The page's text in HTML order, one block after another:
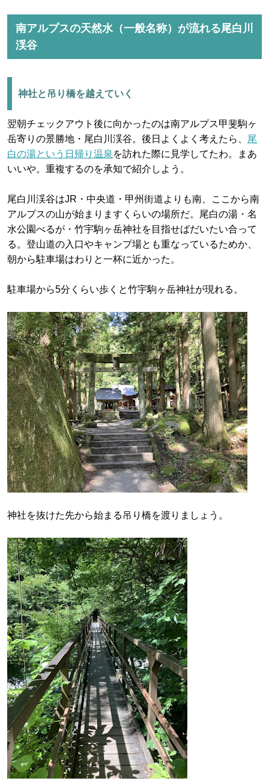
南アルプスの天然水（一般名称）が流れる尾白川
渓谷
神社と吊り橋を越えていく
翌朝チェックアウト後に向かったのは南アルプス甲斐駒ヶ
岳寄りの景勝地・尾白川渓谷。後日よくよく考えたら、
尾
白の湯という日帰り温泉 を訪れた際に見学してたわ。まあ
いいや。重複するのを承知で紹介しよう。
尾白川渓谷はJR・中央道・甲州街道よりも南、ここから南
アルプスの山が始まりますくらいの場所だ。尾白の湯・名
水公園べるが・竹宇駒ヶ岳神社を目指せばだいたい合って
る。登山道の入口やキャンプ場とも重なっているためか、
朝から駐車場はわりと一杯に近かった。
駐車場から5分くらい歩くと竹宇駒ヶ岳神社が現れる。
神社を抜けた先から始まる吊り橋を渡りましょう。